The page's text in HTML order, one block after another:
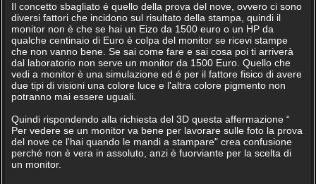
Il concetto sbagliato é quello della prova del nove, ovvero ci sono
diversi fattori che incidono sul risultato della stampa, quindi il
monitor non è che se hai un Eizo da 1500 euro o un HP da
qualche centinaio di Euro è colpa del monitor se ricevi stampe
che non vanno bene. Se sai come fare e sai cosa poi ti arriverà
dal laboratorio non serve un monitor da 1500 Euro. Quello che
vedi a monitor è una simulazione ed é per il fattore fisico di avere
due tipi di visioni una colore luce e l'altra colore pigmento non
potranno mai essere uguali.
Quindi rispondendo alla richiesta del 3D questa affermazione “
Per vedere se un monitor va bene per lavorare sulle foto la prova
del nove ce l'hai quando le mandi a stampare" crea confusione
perché non è vera in assoluto, anzi è fuorviante per la scelta di
un monitor.